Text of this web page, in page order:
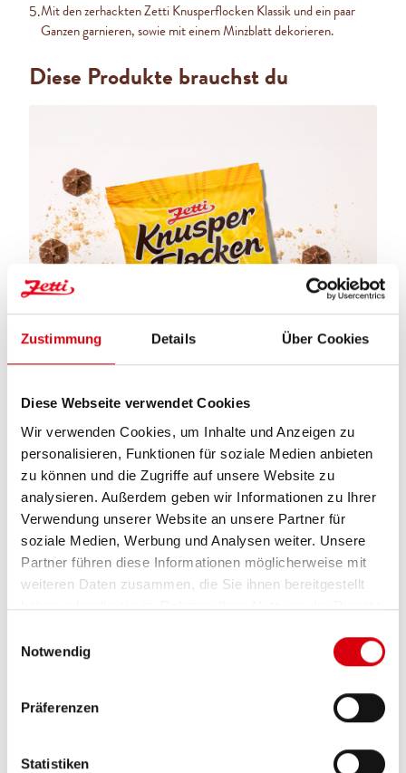
Zustimmung Details Über Cookies
Diese Webseite verwendet Cookies
Wir verwenden Cookies, um Inhalte und Anzeigen zu
personalisieren, Funktionen für soziale Medien anbieten
zu können und die Zugriffe auf unsere Website zu
analysieren. Außerdem geben wir Informationen zu Ihrer
Verwendung unserer Website an unsere Partner für
soziale Medien, Werbung und Analysen weiter. Unsere
Partner führen diese Informationen möglicherweise mit
weiteren Daten zusammen, die Sie ihnen bereitgestellt
haben oder die sie im Rahmen Ihrer Nutzung der Dienste
Notwendig
Präferenzen
Statistiken
5.Mit den zerhackten Zetti Knusperflocken Klassik und ein paar
Ganzen garnieren, sowie mit einem Minzblatt dekorieren.
Diese Produkte brauchst du
ZETTI KNUSPERFLOCKEN KLASSIK
Regulärer Preis:
2,39 € (1,84 € / 100 G)
IN DEN WARENKORB
Zutaten
Zutaten:
1Vanilleschote
70 gZucker